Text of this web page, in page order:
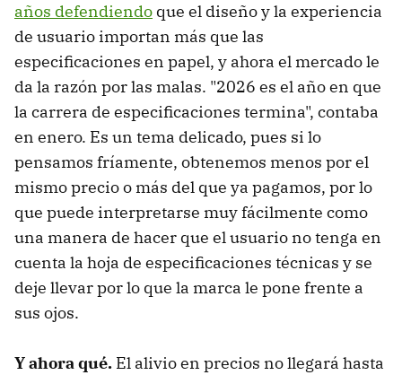
años defendiendo que el diseño y la experiencia
de usuario importan más que las
especificaciones en papel, y ahora el mercado le
da la razón por las malas. "2026 es el año en que
la carrera de especificaciones termina", contaba
en enero. Es un tema delicado, pues si lo
pensamos fríamente, obtenemos menos por el
mismo precio o más del que ya pagamos, por lo
que puede interpretarse muy fácilmente como
una manera de hacer que el usuario no tenga en
cuenta la hoja de especificaciones técnicas y se
deje llevar por lo que la marca le pone frente a
sus ojos.
Y ahora qué. El alivio en precios no llegará hasta